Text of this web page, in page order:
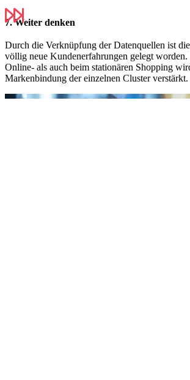
7. Weiter denken
Durch die Verknüpfung der Datenquellen ist
völlig neue Kundenerfahrungen gelegt
Online- als auch beim stationären Shopping
Markenbindung der einzelnen Cluster verstärkt.